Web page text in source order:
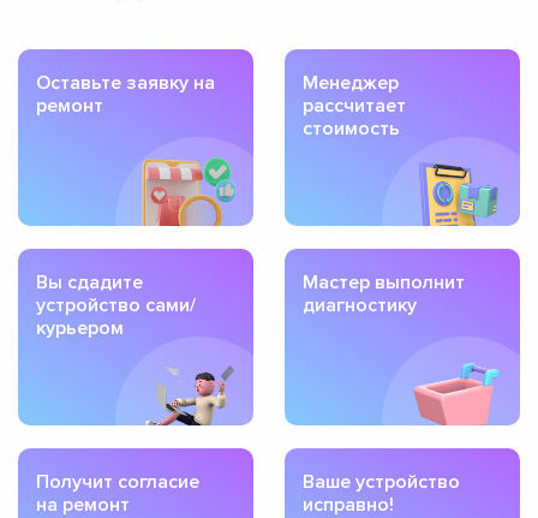
Оставьте заявку на
ремонт
Менеджер
рассчитает
стоимость
Вы сдадите
устройство сами/
курьером
Мастер выполнит
диагностику
Получит согласие
на ремонт
Ваше устройство
исправно!